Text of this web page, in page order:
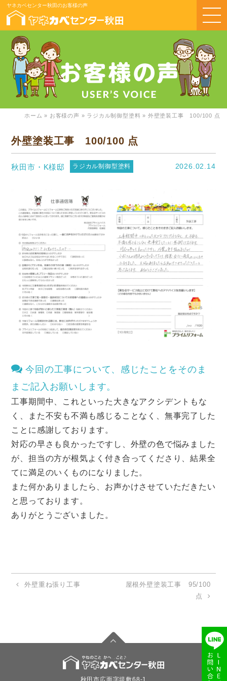
ヤネカベセンター秋田のお客様の声
ホーム » お客様の声 » ラジカル制御型塗料 » 外壁塗装工事 100/100 点
外壁塗装工事 100/100 点
秋田市・K様邸 ラジカル制御型塗料 2026.02.14
今回の工事について、感じたことをそのま
まご記入お願いします。
工事期間中、これといった大きなアクシデントもな
く、また不安も不満も感じることなく、無事完了した
ことに感謝しております。
対応の早さも良かったですし、外壁の色で悩みました
が、担当の方が根気よく付き合ってくださり、結果全
てに満足のいくものになりました。
また何かありましたら、お声かけさせていただきたい
と思っております。
ありがとうございました。
外壁重ね張り工事
屋根外壁塗装工事 95/100
点
秋田市広面字堤敷68-1